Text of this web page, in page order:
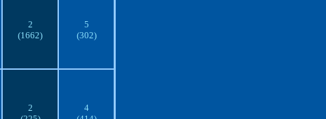
2
(1662)
5
(302)
2
4